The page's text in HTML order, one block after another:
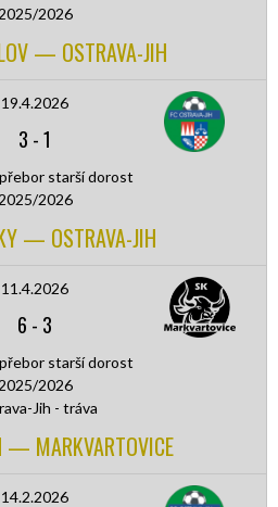
2025/2026
— OSTRAVA-JIH
19.4.2026
3 -1
starší dorost
2025/2026
— OSTRAVA-JIH
11.4.2026
6 - 3
starší dorost
2025/2026
Jih - tráva
— MARKVARTOVICE
14.2.2026